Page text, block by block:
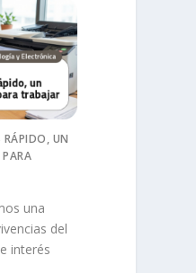
UN
una
del
interés